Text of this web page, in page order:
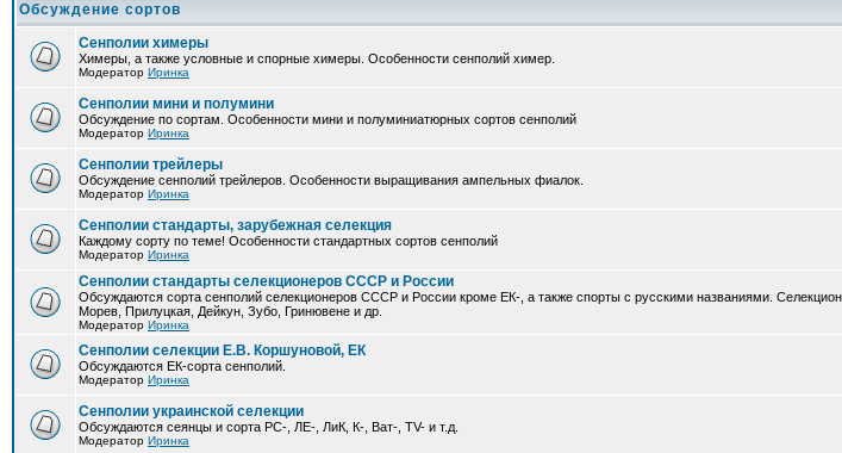
Обсуждение сортов
Сенполии химеры
Химеры, а также условные и спорные химеры. Особенности сенполий химер.
Модератор Иринка
Сенполии мини и полумини
Обсуждение по сортам. Особенности мини и полуминиатюрных сортов сенполий
Модератор Иринка
Сенполии трейлеры
Обсуждение сенполий трейлеров. Особенности выращивания ампельных фиалок.
Модератор Иринка
Сенполии стандарты, зарубежная селекция
Каждому сорту по теме! Особенности стандартных сортов сенполий
Модератор Иринка
Сенполии стандарты селекционеров СССР и России
Обсуждаются сорта сенполий селекционеров СССР и России кроме ЕК-, а также спорты с русскими названиями.
Морев, Прилуцкая, Дейкун, Зубо, Гринювене и др.
Модератор Иринка
Сенполии селекции Е.В. Коршуновой, ЕК
Обсуждаются ЕК-сорта сенполий.
Модератор Иринка
Сенполии украинской селекции
Обсуждаются сеянцы и сорта РС-, ЛЕ-, ЛиК, К-, Ват-, TV- и т.д.
Модератор Иринка